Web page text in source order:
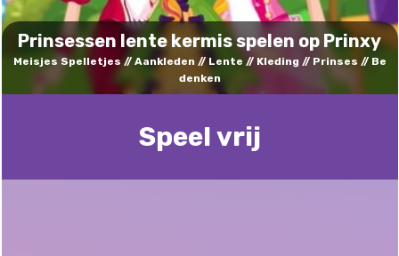
Prinsessen lente kermis spelen op Prinxy
Meisjes Spelletjes Aankleden Lente Kleding Prinses
Be
denken
Speel vrij